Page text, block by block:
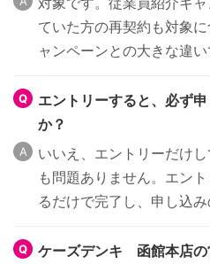
ていた方の再契約も対象
ャンペーンとの大きな違い
エントリーすると、必ず
か？
いいえ、エントリーだけ
も問題ありません。エン
るだけで完了し、申し込み
ケーズデンキ 函館本店の